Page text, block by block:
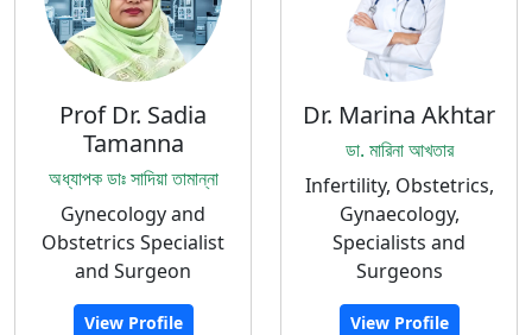
Prof Dr. Sadia
Tamanna
অধ্যাপক ডাঃ সাদিয়া তামান্না
Gynecology and
Obstetrics Specialist
and Surgeon
View Profile
Dr. Marina Akhtar
ডা. মারিনা আখতার
Infertility, Obstetrics,
Gynaecology,
Specialists and
Surgeons
View Profile